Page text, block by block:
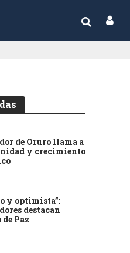
de Oruro llama a
y crecimiento
y optimista”:
destacan
Paz